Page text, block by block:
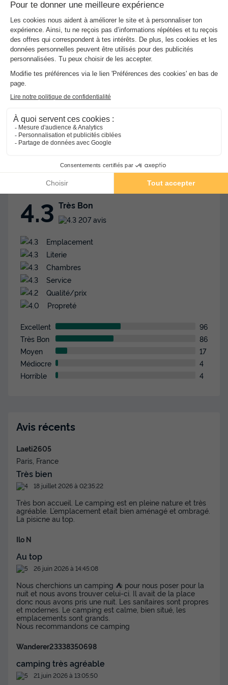
Santé et Bien-être, Commerces et Restauration, Locations
et équipements, divers
Avis sur Camping la Vallée de Poupet★★★
4.3 8.4/10
Avis TripAdvisor Avis clients
Avis Clients TripAdvisor
4.3 Très Bon
207 avis
Emplacement
Literie
Chambres
Service
Qualité/prix
Propreté
Excellent
96
Très Bon
86
Moyen
17
Médiocre
4
Horrible
4
Avis récents
Laeti2605
Paris, France
Très bien
18 juillet 2026 à 02:35:22
Très bon accueil. Le camping est en pleine nature et très
agréable. L’emplacement etait bien aménagé et ombragé.
La pisicne au top.
Ilo N
Au top
26 juin 2026 à 14:45:08
Nous cherchions un camping ⛺️ pour nous poser pour la
nuit et nous avons trouver celui-ci. Il avait de la place
donc nous avons pris une nuit. Les sanitaires sont propres
et modernes. Le camping est calme, bien situé, les
emplacements sont grands.
Nous recommandons ce camping
Wanderer23338350698
camping très agréable
21 juin 2026 à 13:05:50